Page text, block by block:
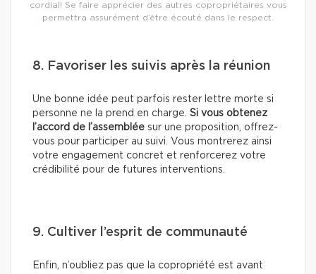
cordial! Se faire apprécier des autres copropriétaires vous
permettra assurément d’être écouté dans le respect.
8. Favoriser les suivis après la réunion
Une bonne idée peut parfois rester lettre morte si
personne ne la prend en charge. Si vous obtenez
l’accord de l’assemblée sur une proposition, offrez-
vous pour participer au suivi. Vous montrerez ainsi
votre engagement concret et renforcerez votre
crédibilité pour de futures interventions.
9. Cultiver l’esprit de communauté
Enfin, n’oubliez pas que la copropriété est avant